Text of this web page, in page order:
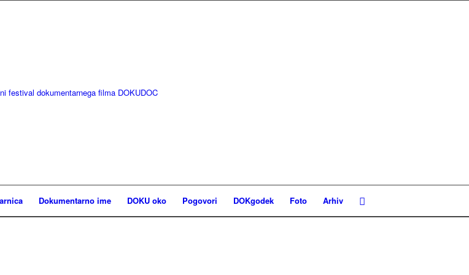
Dokumentarno ime DOKU oko Pogovori DOKgodek Foto Arhiv